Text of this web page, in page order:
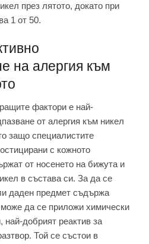
през лятото, докато при
1 от 50.
на алергия към
фактори е най-
от алергия към никел
защо специалистите
с кожното
от носенето на бижута и
в състава си. За да се
даден предмет съдържа
да се приложи химически
най-добрият реактив за
Той се състои в